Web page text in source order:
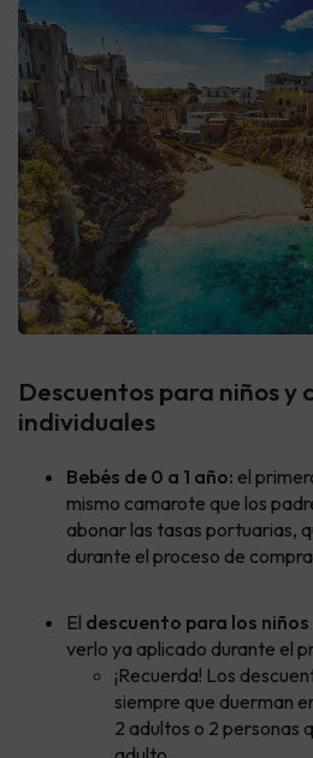
Descuentos para niños y
individuales
Bebés de 0 a 1 año: el
mismo camarote que los
abonar las tasas portuarias,
durante el proceso de
El descuento para los niños
verlo ya aplicado durante el
¡Recuerda! Los
siempre que duerman
2 adultos o 2 personas